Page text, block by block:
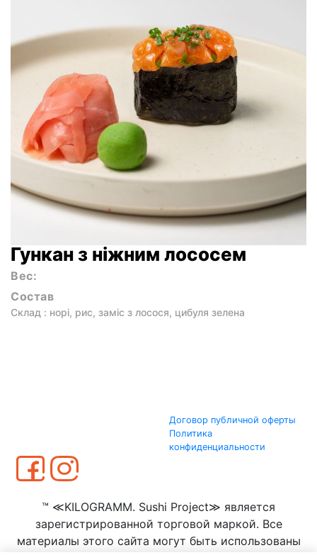
Гункан з ніжним лососем
Вес:
Состав
Склад : норі, рис, заміс з лосося, цибуля зелена
Договор публичной оферты
Политика
конфиденциальности
™ ≪KILOGRAMM. Sushi Project≫ является
зарегистрированной торговой маркой. Все
материалы этого сайта могут быть использованы